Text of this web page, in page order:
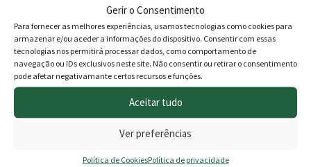
Gerir o Consentimento
Para fornecer as melhores experiências, usamos tecnologias como cookies para
armazenar e/ou aceder a informações do dispositivo. Consentir com essas
tecnologias nos permitirá processar dados, como comportamento de
navegação ou IDs exclusivos neste site. Não consentir ou retirar o consentimento
pode afetar negativamante certos recursos e funções.
Aceitar tudo
Ver preferências
Política de CookiesPolítica de privacidade
até 30Kg, para Portugal e Espanha
continental
Preços válidos para compras online
Consulte os nossosTermos e Condiçõespara mais informações